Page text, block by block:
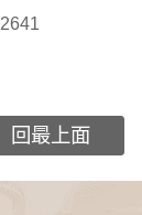
2641
回最上面